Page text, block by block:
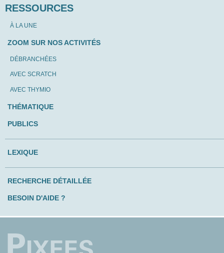
RESSOURCES
À LA UNE
ZOOM SUR NOS ACTIVITÉS
DÉBRANCHÉES
AVEC SCRATCH
AVEC THYMIO
THÉMATIQUE
PUBLICS
LEXIQUE
RECHERCHE DÉTAILLÉE
BESOIN D'AIDE ?